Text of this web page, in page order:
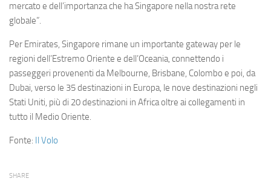
mercato e dell’importanza che ha Singapore nella nostra rete
globale”.
Per Emirates, Singapore rimane un importante gateway per le
regioni dell’Estremo Oriente e dell’Oceania, connettendo i
passeggeri provenenti da Melbourne, Brisbane, Colombo e poi, da
Dubai, verso le 35 destinazioni in Europa, le nove destinazioni negli
Stati Uniti, più di 20 destinazioni in Africa oltre ai collegamenti in
tutto il Medio Oriente.
Fonte: Il Volo
SHARE